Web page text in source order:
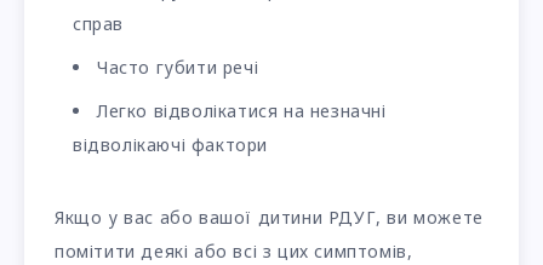
справ
Часто губити речі
Легко відволікатися на незначні
відволікаючі фактори
Якщо у вас або вашої дитини РДУГ, ви можете
помітити деякі або всі з цих симптомів,